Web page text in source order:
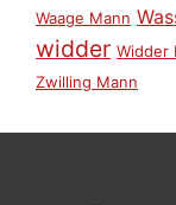
Waage Mann
widder Widder
Zwilling Mann